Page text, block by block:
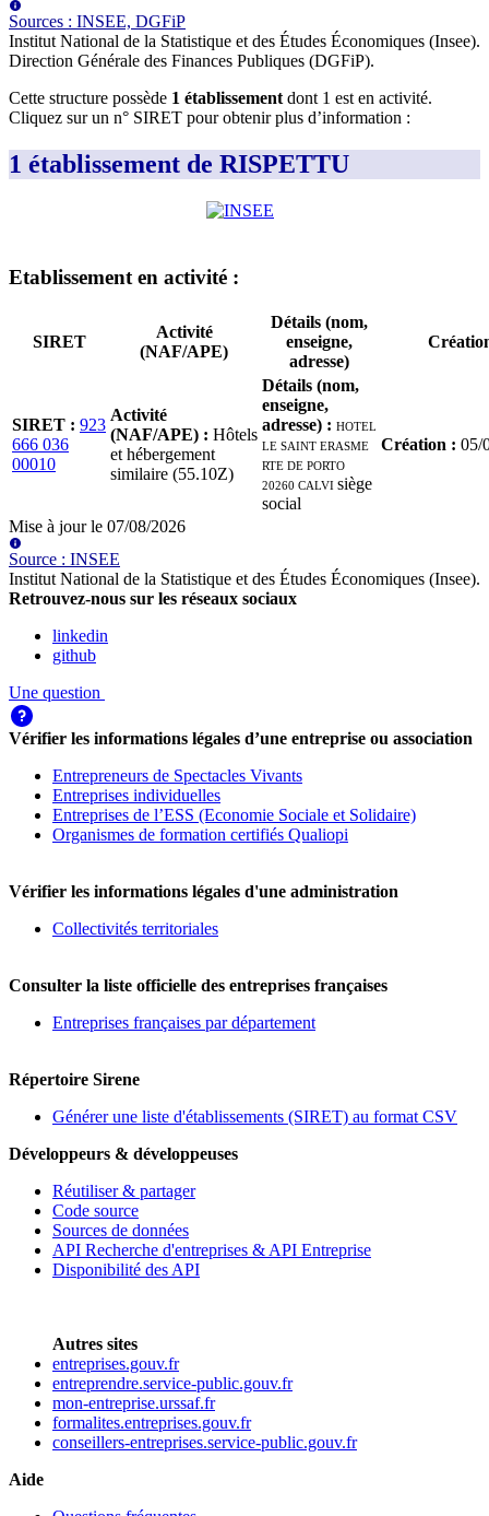
Sources : INSEE, DGFiP
Institut National de la Statistique et des Études Économiques (Insee).
Direction Générale des Finances Publiques (DGFiP).
Cette structure possède 1 établissement dont 1 est en activité.
Cliquez sur un n° SIRET pour obtenir plus d’information :
1 établissement de RISPETTU
Etablissement en activité :
SIRET
Activité
(NAF/APE)
Détails (nom,
enseigne,
adresse)
SIRET : 923
666 036
00010
Activité
(NAF/APE) : Hôtels
et hébergement
similaire (55.10Z)
Détails (nom,
enseigne,
adresse) : HOTEL
LE SAINT ERASME
RTE DE PORTO
20260 CALVIsiège
social
Création : 05/
Mise à jour le 07/08/2026
Source : INSEE
Institut National de la Statistique et des Études Économiques (Insee).
Retrouvez-nous sur les réseaux sociaux
linkedin
github
Une question
Vérifier les informations légales d’une entreprise ou association
Entrepreneurs de Spectacles Vivants
Entreprises individuelles
Entreprises de l’ESS (Economie Sociale et Solidaire)
Organismes de formation certifiés Qualiopi
Vérifier les informations légales d'une administration
Collectivités territoriales
Consulter la liste officielle des entreprises françaises
Entreprises françaises par département
Répertoire Sirene
Générer une liste d'établissements (SIRET) au format CSV
Développeurs & développeuses
Réutiliser & partager
Code source
Sources de données
API Recherche d'entreprises & API Entreprise
Disponibilité des API
Autres sites
entreprises.gouv.fr
entreprendre.service-public.gouv.fr
mon-entreprise.urssaf.fr
formalites.entreprises.gouv.fr
conseillers-entreprises.service-public.gouv.fr
Aide